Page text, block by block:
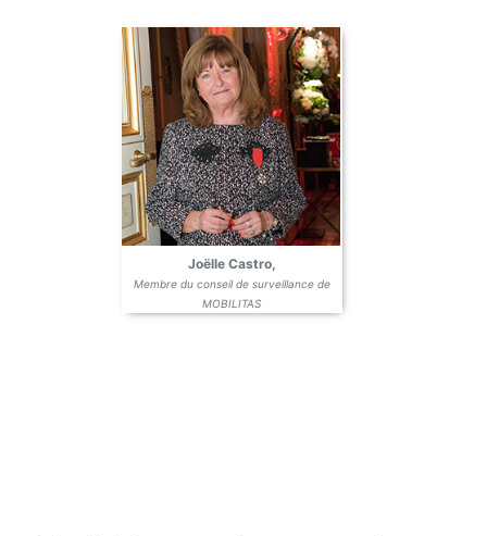
Joëlle Castro,
Membre du conseil de surveillance de
MOBILITAS